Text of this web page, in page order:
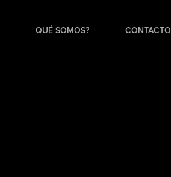
QUÉ SOMOS? CONTACTO